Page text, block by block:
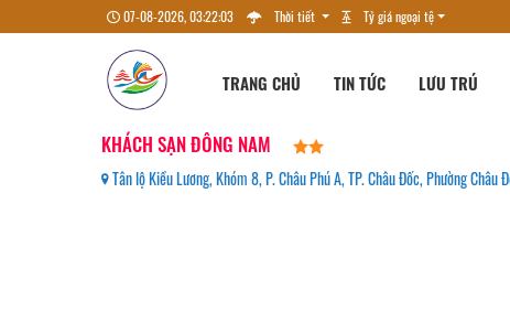
07-08-2026, 03:22:04 Thời tiết Tỷ giá ngoại tệ
TRANG CHỦ TIN TỨC LƯU TRÚ
KHÁCH SẠN ĐÔNG NAM
Tân lộ Kiều Lương, Khóm 8, P. Châu Phú A, TP. Châu Đốc, Phường Châu